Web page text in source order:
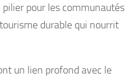
pour les communautés
durable qui nourrit
un lien profond avec le